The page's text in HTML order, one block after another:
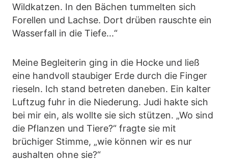
Wildkatzen. In den Bächen tummelten sich
Forellen und Lachse. Dort drüben rauschte ein
Wasserfall in die Tiefe...“
Meine Begleiterin ging in die Hocke und ließ
eine handvoll staubiger Erde durch die Finger
rieseln. Ich stand betreten daneben. Ein kalter
Luftzug fuhr in die Niederung. Judi hakte sich
bei mir ein, als wollte sie sich stützen. „Wo sind
die Pflanzen und Tiere?“ fragte sie mit
brüchiger Stimme, „wie können wir es nur
aushalten ohne sie?“